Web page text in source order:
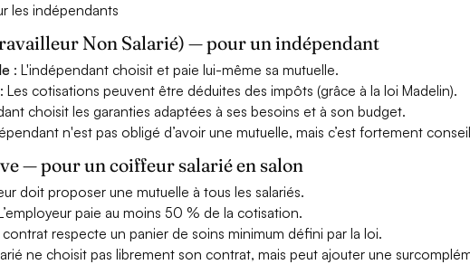
les indépendants
Non Salarié) — pour un indépendant
: L'indépendant choisit et paie lui-même sa mutuelle.
: Les cotisations peuvent être déduites des impôts (grâce à la loi Madelin).
choisit les garanties adaptées à ses besoins et à son budget.
n'est pas obligé d’avoir une mutuelle, mais c’est fortement
— pour un coiffeur salarié en salon
doit proposer une mutuelle à tous les salariés.
paie au moins 50 % de la cotisation.
contrat respecte un panier de soins minimum défini par la loi.
ne choisit pas librement son contrat, mais peut ajouter une